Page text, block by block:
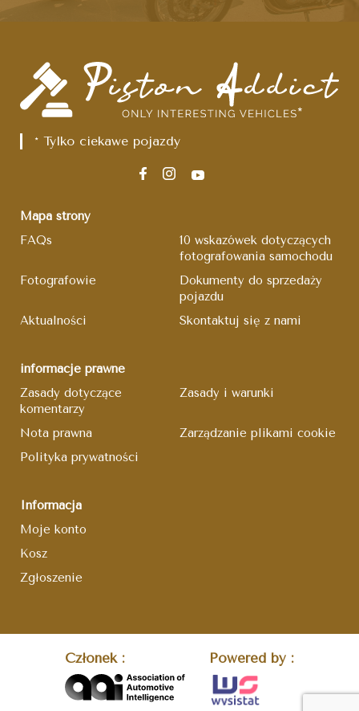
* Tylko ciekawe pojazdy
Mapa strony
FAQs
10 wskazówek dotyczących
fotografowania samochodu
Fotografowie
Dokumenty do sprzedaży
pojazdu
Aktualności
Skontaktuj się z nami
informacje prawne
Zasady dotyczące
komentarzy
Zasady i warunki
Nota prawna
Zarządzanie plikami cookie
Polityka prywatności
Informacja
Moje konto
Kosz
Zgłoszenie
Członek : Powered by :